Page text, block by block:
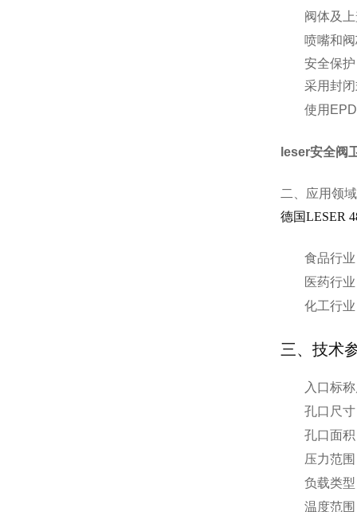
阀体及
喷嘴和
安全保护
采用封
使用
leser安全阀
二、应用领域
德国LESER
食品行业
医药行业
化工行业
三、技术
入口标
孔口尺寸
孔口面积
压力范围
负载类型
温度范围